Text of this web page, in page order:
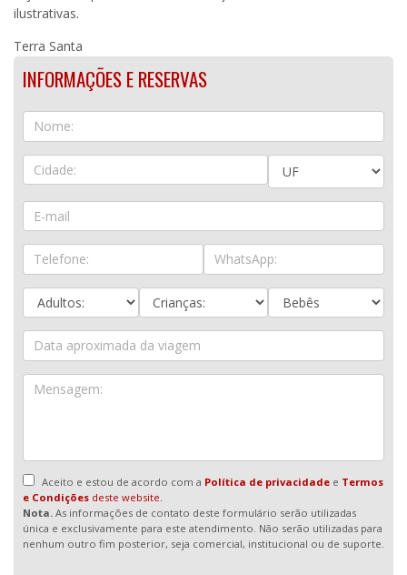
ilustrativas.
Terra Santa
INFORMAÇÕES E RESERVAS
Aceito e estou de acordo com a Política de privacidadee Termos
e Condições deste website.
Nota. As informações de contato deste formulário serão utilizadas
única e exclusivamente para este atendimento. Não serão utilizadas para
nenhum outro fim posterior, seja comercial, institucional ou de suporte.